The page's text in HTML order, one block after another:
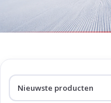
Koopgidsen